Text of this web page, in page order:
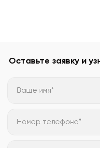
Оставьте заявку и
Ваше имя*
Номер телефона*